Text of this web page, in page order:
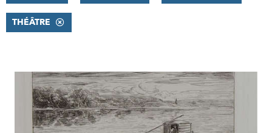
THÉÂTRE
RÉSULTATS